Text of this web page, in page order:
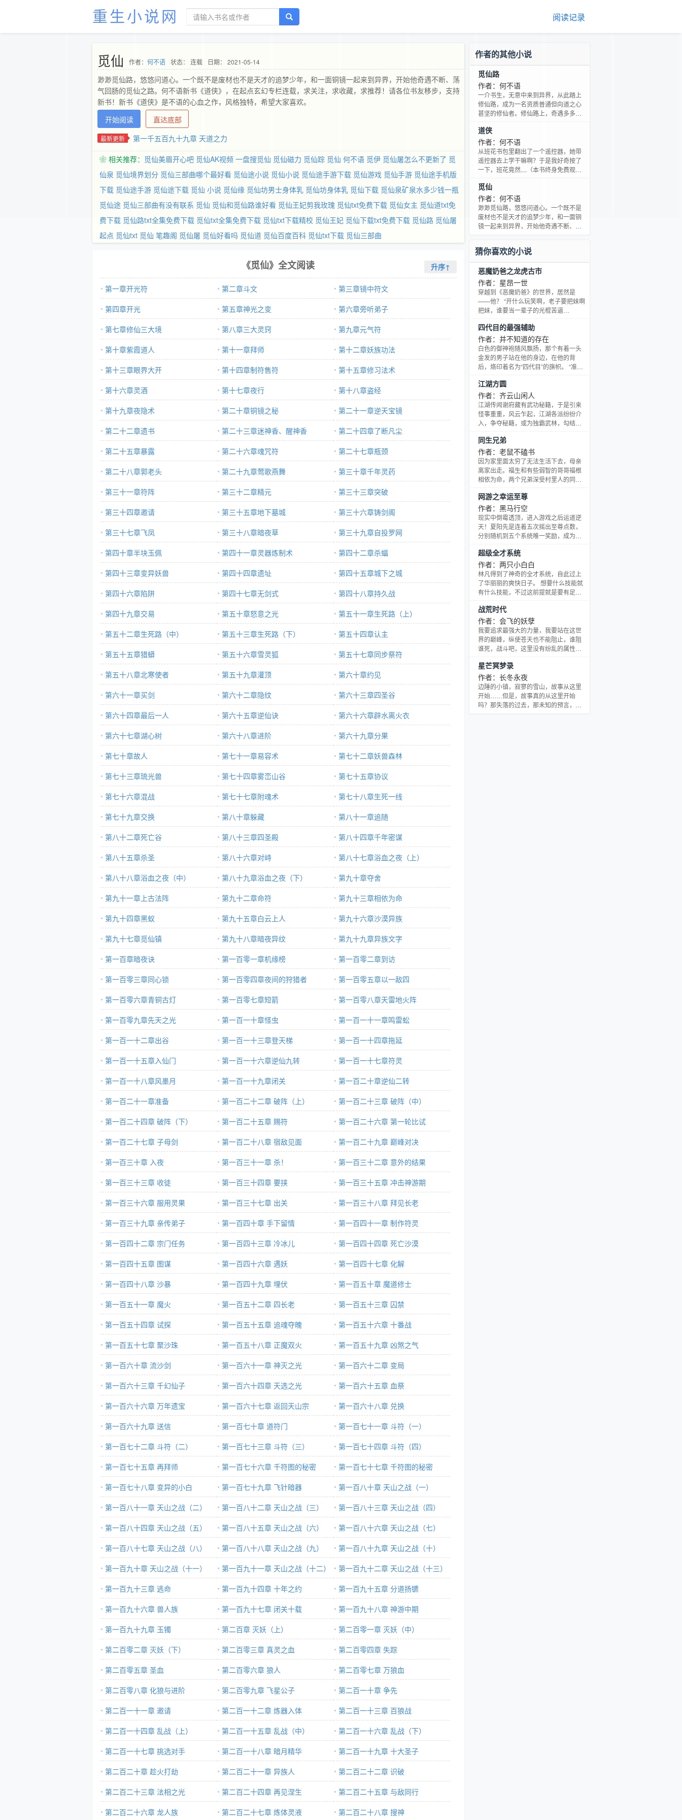
重生小说网 阅读记录
觅仙 作者： 何不语 状态： 连载 日期： 2021-05-14
渺渺觅仙路，悠悠问道心。一个既不是废材也不是天才的追梦少年，和一面铜镜一起来到异界，开始他奇遇不断、荡
气回肠的觅仙之路。何不语新书《道侠》，在起点玄幻专栏连载，求关注，求收藏，求推荐！请各位书友移步，支持
新书！新书《道侠》是不语的心血之作，风格独特，希望大家喜欢。
开始阅读
直达底部
最新更新 第一千五百九十九章 天道之力
❀ 相关推荐： 觅仙美眉开心吧 觅仙AK视频 一盘搜觅仙 觅仙磁力 觅仙踪 觅仙 何不语 觅伊 觅仙屠怎么不更新了 觅
仙泉 觅仙境界划分 觅仙三部曲哪个最好看 觅仙途小说 觅仙小说 觅仙途手游下载 觅仙游戏 觅仙手游 觅仙途手机版
下载 觅仙途手游 觅仙途下载 觅仙 小说 觅仙缘 觅仙坊男士身体乳 觅仙坊身体乳 觅仙下载 觅仙泉矿泉水多少钱一瓶
觅仙途 觅仙三部曲有没有联系 觅仙 觅仙和觅仙路谁好看 觅仙王妃剪我玫瑰 觅仙txt免费下载 觅仙女主 觅仙道txt免
费下载 觅仙路txt全集免费下载 觅仙txt全集免费下载 觅仙txt下载精校 觅仙王妃 觅仙下载txt免费下载 觅仙路 觅仙屠
起点 觅仙txt 觅仙 笔趣阁 觅仙屠 觅仙好看吗 觅仙道 觅仙百度百科 觅仙txt下载 觅仙三部曲
《觅仙》全文阅读 升序↑
第一章开光符 第二章斗文
第三章镜中符文
第四章开光
第五章神光之变
第六章旁听弟子
第七章修仙三大境
第八章三大灵窍
第九章元气符
第十章紫霞道人
第十一章拜师
第十二章妖族功法
第十三章眼界大开
第十四章制符售符
第十五章修习法术
第十六章灵酒
第十七章夜行
第十八章盗经
第十九章夜隐术
第二十章铜镜之秘
第二十一章逆天宝镜
第二十二章遗书
第二十三章迷神香、醒神香
第二十四章了断凡尘
第二十五章暴露
第二十六章魂咒符
第二十七章瓶颈
第二十八章郭老头
第二十九章莺歌燕舞
第三十章千年灵药
第三十一章符阵
第三十二章精元
第三十三章突破
第三十四章邀请
第三十五章地下墓城
第三十六章铸剑阁
第三十七章飞凤
第三十八章暗夜草
第三十九章自投罗网
第四十章半块玉佩
第四十一章灵器炼制术
第四十二章杀蝠
第四十三章变异妖兽
第四十四章遗址
第四十五章城下之城
第四十六章陷阱
第四十七章无剑式
第四十八章持久战
第四十九章交易
第五十章怒意之光
第五十一章生死路（上）
第五十二章生死路（中）
第五十三章生死路（下）
第五十四章认主
第五十五章猎蟒
第五十六章雪灵狐
第五十七章同步祭符
第五十八章北寒使者
第五十九章灌顶
第六十章约见
第六十一章买剑
第六十二章隐纹
第六十三章四圣谷
第六十四章最后一人
第六十五章逆仙诀
第六十六章辟水离火衣
第六十七章湖心树
第六十八章进阶
第六十九章分果
第七十章故人
第七十一章易容术
第七十二章妖兽森林
第七十三章琉光兽
第七十四章雾峦山谷
第七十五章协议
第七十六章混战
第七十七章附魂术
第七十八章生死一线
第七十九章交换
第八十章躲藏
第八十一章追随
第八十二章死亡谷
第八十三章四圣殿
第八十四章千年密谋
第八十五章杀圣
第八十六章对峙
第八十七章浴血之夜（上）
第八十八章浴血之夜（中）
第八十九章浴血之夜（下）
第九十章夺舍
第九十一章上古法阵
第九十二章命符
第九十三章相依为命
第九十四章黑蚁
第九十五章白云上人
第九十六章沙漠异族
第九十七章觅仙镇
第九十八章暗夜异纹
第九十九章异族文字
第一百章暗夜诀
第一百零一章机缘榜
第一百零二章到访
第一百零三章同心锁
第一百零四章夜间的狩猎者
第一百零五章以一敌四
第一百零六章青铜古灯
第一百零七章短箭
第一百零八章天雷地火阵
第一百零九章先天之光
第一百一十章怪虫
第一百一十一章鸣雷蚣
第一百一十二章出谷
第一百一十三章登天梯
第一百一十四章拖延
第一百一十五章入仙门
第一百一十六章逆仙九转
第一百一十七章符灵
第一百一十八章风墨月
第一百一十九章闭关
第一百二十章逆仙二转
第一百二十一章准备
第一百二十二章 破阵（上）
第一百二十三章 破阵（中）
第一百二十四章 破阵（下）
第一百二十五章 赐符
第一百二十六章 第一轮比试
第一百二十七章 子母剑
第一百二十八章 宿敌见面
第一百二十九章 巅峰对决
第一百三十章 入夜
第一百三十一章 杀！
第一百三十二章 意外的结果
第一百三十三章 收徒
第一百三十四章 要挟
第一百三十五章 冲击神游期
第一百三十六章 服用灵果
第一百三十七章 出关
第一百三十八章 拜见长老
第一百三十九章 亲传弟子
第一百四十章 手下留情
第一百四十一章 制作符灵
第一百四十二章 宗门任务
第一百四十三章 冷冰儿
第一百四十四章 死亡沙漠
第一百四十五章 图谋
第一百四十六章 遇妖
第一百四十七章 化解
第一百四十八章 沙暴
第一百四十九章 埋伏
第一百五十章 魔道修士
第一百五十一章 魔火
第一百五十二章 四长老
第一百五十三章 囚禁
第一百五十四章 试探
第一百五十五章 追魂夺魄
第一百五十六章 十番战
第一百五十七章 聚沙珠
第一百五十八章 正魔双火
第一百五十九章 凶煞之气
第一百六十章 流沙剑
第一百六十一章 神灭之光
第一百六十二章 变局
第一百六十三章 千幻仙子
第一百六十四章 天选之光
第一百六十五章 血祭
第一百六十六章 万年遗宝
第一百六十七章 返回天山宗
第一百六十八章 兑换
第一百六十九章 送信
第一百七十章 道符门
第一百七十一章 斗符（一）
第一百七十二章 斗符（二）
第一百七十三章 斗符（三）
第一百七十四章 斗符（四）
第一百七十五章 再拜师
第一百七十六章 千符图的秘密
（上）
第一百七十七章 千符图的秘密
（下）
第一百七十八章 变异的小白 第一百七十九章 飞针暗器
第一百八十章 天山之战（一）
第一百八十一章 天山之战（二）
第一百八十二章 天山之战（三）
第一百八十三章 天山之战（四）
第一百八十四章 天山之战（五）
第一百八十五章 天山之战（六）
第一百八十六章 天山之战（七）
第一百八十七章 天山之战（八）
第一百八十八章 天山之战（九）
第一百八十九章 天山之战（十）
第一百九十章 天山之战（十一）
第一百九十一章 天山之战（十二）
第一百九十二章 天山之战（十三）
第一百九十三章 逃命
第一百九十四章 十年之约
第一百九十五章 分道扬镳
第一百九十六章 兽人族
第一百九十七章 闭关十载
第一百九十八章 神游中期
第一百九十九章 玉镯
第二百章 灭妖（上）
第二百零一章 灭妖（中）
第二百零二章 灭妖（下）
第二百零三章 真灵之血
第二百零四章 失踪
第二百零五章 圣血
第二百零六章 狼人
第二百零七章 万狼血
第二百零八章 化狼与进阶
第二百零九章 飞星公子
第二百一十章 争先
第二百一十一章 邀请
第二百一十二章 炼器入体
第二百一十三章 百狼战
第二百一十四章 乱战（上）
第二百一十五章 乱战（中）
第二百一十六章 乱战（下）
第二百一十七章 挑选对手
第二百一十八章 暗月精华
第二百一十九章 十大圣子
第二百二十章 趁火打劫
第二百二十一章 异族人
第二百二十二章 识破
第二百二十三章 法相之光
第二百二十四章 再见涅生
第二百二十五章 与敌同行
第二百二十六章 龙人族
第二百二十七章 炼体灵液 第二百二十八章 搜神
作者的其他小说
觅仙路
作者：何不语
一介书生，无意中来到异界，从此踏上
修仙路，成为一名资质普通但向道之心
甚坚的修仙者。修仙路上，奇遇多多，
险毒辣，时而真挚多情……
道侠
作者：何不语
从班花书包里翻出了一个遥控器，她带
遥控器去上学干嘛啊？于是我好奇按了
一下，班花竟然....（本书终身免费观
账号登陆，点击右上角的追书和封面下
的撸撸，king拜谢！）
觅仙
作者：何不语
渺渺觅仙路，悠悠问道心。一个既不是
废材也不是天才的追梦少年，和一面铜
镜一起来到异界，开始他奇遇不断、荡
求收藏，求推荐！请各位书友移步，支
持新书！新书《道侠》是不语的心血之
作，风格独特，希望大家喜欢。
猜你喜欢的小说
恶魔奶爸之龙虎古市
作者：星昂一世
穿越到《恶魔奶爸》的世界，居然是
——他？ “开什么玩笑啊，老子要把妹啊
把妹，谁要当一辈子的光棍苦逼
久没有人听到…… p：本人是男的，本
书也不是b，封面是一个f女给我做的，
我有什么办法！ 顺便感谢下做封面的小
爱是吸血鬼姐姐。 欢迎加入古市追随
团，群号：179457682
四代目的最强辅助
作者：并不知道的存在
白色的御神袍随风飘扬，那个有着一头
金发的男子站在他的身边，在他的背
后，烙印着名为“四代目”的旗帜。 “准备
自己的右拳，双眼却从未离开过前方以
万计的敌人。 而水门就像往常一样，露
出一个阳光般的笑容“我们走！” “忍法·双
流之术！” ... 真勇：我不是基佬！！水
门：泪目 二佐：看吧，我都说了你爸和
悦而已
江湖方圆
作者：齐云山闲人
江湖传闻谢府藏有武功秘籍，于是引来
怪事重重，风云乍起，江湖各派纷纷介
入，争夺秘籍，或为独霸武林，勾结官
固山寨，扩大实力；或为培植势力，觊
觎朝权；或为泄恨复仇，铤而走险；或
为维护正义，行善抗恶……，远山派、
崖山派、荆山派、天竹教、都知监等纷
纷出手，江湖乍时刀光剑影，血雨腥
寺谍影飘忽，断崖剑光闪闪，山寨危机
重重。悬空古寺，大师秘传奇妙
同生兄弟
作者：老鼠不磕书
因为家里面太穷了无法生活下去，母亲
离家出走。福生和有些弱智的哥哥福根
相依为命，两个兄弟深受村里人的同
会，让他们兄弟的人生有了转变。是哥
哥帮助了他？？还是他照顾了哥哥？ 凭
借哥哥的强猛的功能，凭借自己的工作
能力。福生青云直上，从小小的屯长一
路高升。凭借着一手精湛的赌术，他的
遥……… 人生的转变，命运的转变，能
否改变他的心性，青梅竹马
网游之幸运至尊
作者：黑马行空
现实中倒霉透顶，进入游戏之后运道逆
天！夏阳先是连着五次摇出至尊点数，
分别随机到五个系统唯一奖励，成为独
运至尊”称号，拥有了独特的第六项属性
——幸运值。神秘的幸运属性变成可以
加点的属性，满值幸运指日可待！ 从此
极品装备爆爆爆，绝世宠物多多多，打
boss、杀敌人爽爽爽！游戏中夏阳叱咤
再平凡，受到绝世美女青睐，成为美女
们心中的白马王子
超级全才系统
作者：两只小白白
林凡得到了神奇的全才系统，自此过上
了华丽丽的爽快日子。 想要什么技能就
有什么技能，不过这前提就是要有足够
还有就是别的方面。 这让林凡有些头疼
了，这该如何是好， 纯洁，无污染，大
家放心阅读吧。
战荒时代
作者：会飞的妖孽
我要追求最强大的力量，我要站在这世
界的巅峰，纵使苍天也不能阻止，谁阻
谁死，战斗吧，这里没有纷乱的属性，
星芒冥梦录
作者：长冬永夜
边陲的小镇，寂寥的雪山，故事从这里
开始……但是，故事真的从这里开始
吗？那失落的过去，那未知的预言，无